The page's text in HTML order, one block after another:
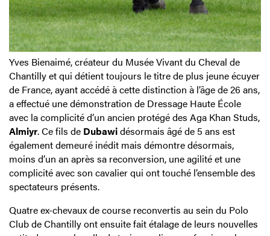
Yves Bienaimé, créateur du Musée Vivant du Cheval de
Chantilly et qui détient toujours le titre de plus jeune écuyer
de France, ayant accédé à cette distinction à l’âge de 26 ans,
a effectué une démonstration de Dressage Haute École
avec la complicité d’un ancien protégé des Aga Khan Studs,
Almiyr. Ce fils de Dubawidésormais âgé de 5 ans est
également demeuré inédit mais démontre désormais,
moins d’un an après sa reconversion, une agilité et une
complicité avec son cavalier qui ont touché l’ensemble des
spectateurs présents.
Quatre ex-chevaux de course reconvertis au sein du Polo
Club de Chantilly ont ensuite fait étalage de leurs nouvelles